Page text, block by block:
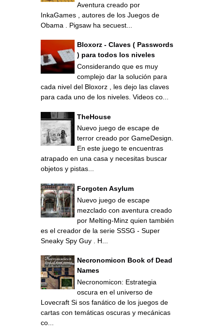
Aventura creado por
InkaGames , autores de los Juegos de
Obama . Pigsaw ha secuest...
Bloxorz - Claves ( Passwords
) para todos los niveles
Considerando que es muy
complejo dar la solución para
cada nivel del Bloxorz , les dejo las claves
para cada uno de los niveles. Videos co...
TheHouse
Nuevo juego de escape de
terror creado por GameDesign.
En este juego te encuentras
atrapado en una casa y necesitas buscar
objetos y pistas...
Forgoten Asylum
Nuevo juego de escape
mezclado con aventura creado
por Melting-Minz quien también
es el creador de la serie SSSG - Super
Sneaky Spy Guy . H...
Necronomicon Book of Dead
Names
Necronomicon: Estrategia
oscura en el universo de
Lovecraft Si sos fanático de los juegos de
cartas con temáticas oscuras y mecánicas
co...